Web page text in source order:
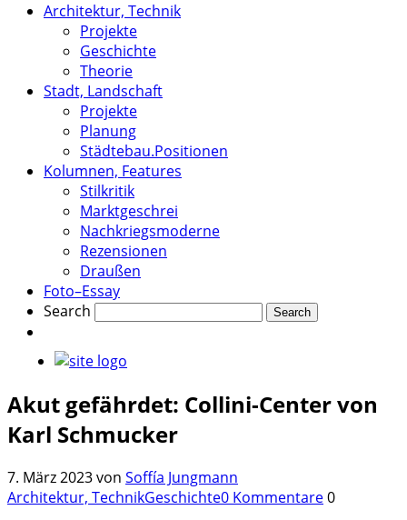
Architektur, Technik
Projekte
Geschichte
Theorie
Stadt, Landschaft
Projekte
Planung
Städtebau.Positionen
Kolumnen, Features
Stilkritik
Marktgeschrei
Nachkriegsmoderne
Rezensionen
Draußen
Foto–Essay
Search
Akut gefährdet: Collini-Center von
Karl Schmucker
7. März 2023von Soffía Jungmann
Architektur, TechnikGeschichte0 Kommentare0